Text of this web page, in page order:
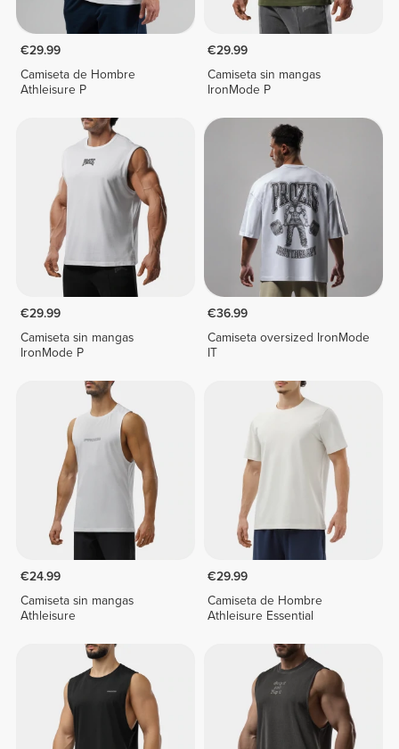
€29.99
Camiseta de Hombre
Athleisure P
€29.99
Camiseta sin mangas
IronMode P
€29.99
Camiseta sin mangas
IronMode P
€36.99
Camiseta oversized IronMode
IT
€24.99
Camiseta sin mangas
Athleisure
€29.99
Camiseta de Hombre
Athleisure Essential